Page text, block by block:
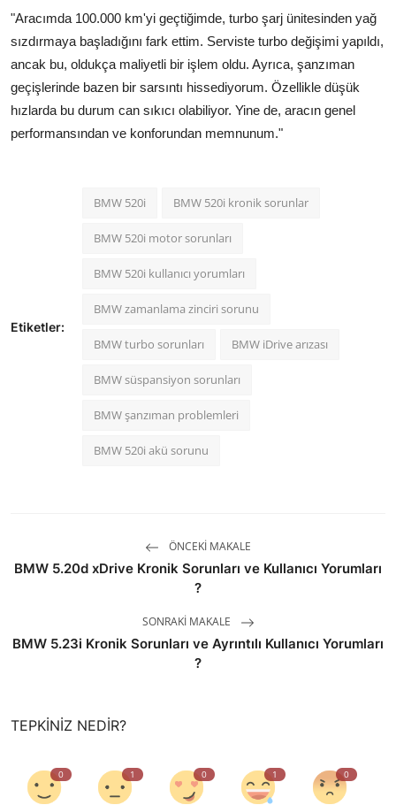
"Aracımda 100.000 km'yi geçtiğimde, turbo şarj ünitesinden yağ
sızdırmaya başladığını fark ettim. Serviste turbo değişimi yapıldı,
ancak bu, oldukça maliyetli bir işlem oldu. Ayrıca, şanzıman
geçişlerinde bazen bir sarsıntı hissediyorum. Özellikle düşük
hızlarda bu durum can sıkıcı olabiliyor. Yine de, aracın genel
performansından ve konforundan memnunum."
Etiketler:
BMW 520i BMW 520i kronik sorunlar
BMW 520i motor sorunları
BMW 520i kullanıcı yorumları
BMW zamanlama zinciri sorunu
BMW turbo sorunları BMW iDrive arızası
BMW süspansiyon sorunları
BMW şanzıman problemleri
BMW 520i akü sorunu
ÖNCEKI MAKALE
BMW 5.20d xDrive Kronik Sorunları ve Kullanıcı Yorumları
?
SONRAKI MAKALE
BMW 5.23i Kronik Sorunları ve Ayrıntılı Kullanıcı Yorumları
?
TEPKINIZ NEDIR?
0 1 0 1 0